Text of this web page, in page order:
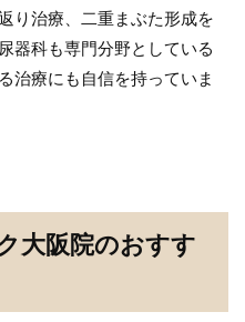
り治療、二重まぶた形成を
器科も専門分野としている
治療にも自信を持っていま
大阪院のおすす